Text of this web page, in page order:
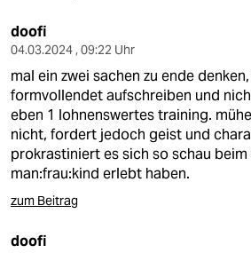
doofi
04.03.2024 , 09:22 Uhr
mal ein zwei sachen zu ende
formvollendet aufschreiben und
eben 1 lohnenswertes training.
nicht, fordert jedoch geist und
prokrastiniert es sich so schau
man:frau:kind erlebt haben.
zum Beitrag
doofi